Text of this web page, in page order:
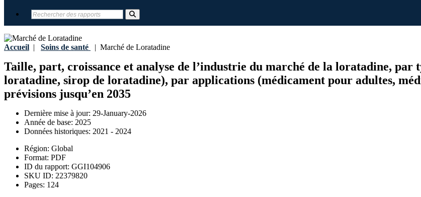
Accueil | Soins de santé | Marché de Loratadine
Taille, part, croissance et analyse de l’industrie du marché de la loratadine, par
loratadine, sirop de loratadine), par applications (médicament pour adultes,
prévisions jusqu’en 2035
Dernière mise à jour: 29-January-2026
Année de base: 2025
Données historiques: 2021 - 2024
Région: Global
Format: PDF
ID du rapport: GGI104906
SKU ID: 22379820
Pages: 124